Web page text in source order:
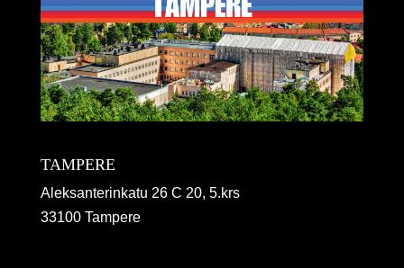
TAMPERE
Aleksanterinkatu 26 C 20, 5.krs
33100 Tampere